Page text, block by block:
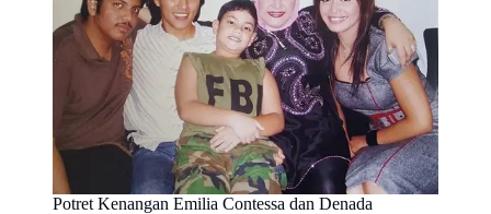
Potret Kenangan Emilia Contessa dan Denada